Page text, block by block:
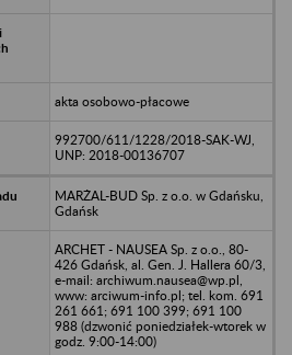
akta osobowo-płacowe
992700/611/1228/2018-SAK-WJ,
UNP: 2018-00136707
MARŻAL-BUD Sp. z o.o. w Gdańsku,
Gdańsk
ARCHET - NAUSEA Sp. z o.o., 80-
426 Gdańsk, al. Gen. J. Hallera 60/3,
e-mail: archiwum.nausea@wp.pl,
www: arciwum-info.pl; tel. kom. 691
261 661; 691 100 399; 691 100
988 (dzwonić poniedziałek-wtorek w
godz. 9:00-14:00)